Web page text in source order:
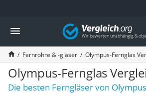
Die beliebtesten Vergleiche nach Kategorie
Freizeit & Sport
Gartentrampolin
Trampolin
Metalldetektor
Eufab-Fahrradträger
Trampolin 366 cm
Vergleich
Fernrohre & -gläser Olympus-Fernglas
Olympus-Fernglas
Die besten Ferngläser von